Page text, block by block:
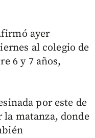
ayer
al colegio de
6 y 7 años,
por este de
la matanza, donde